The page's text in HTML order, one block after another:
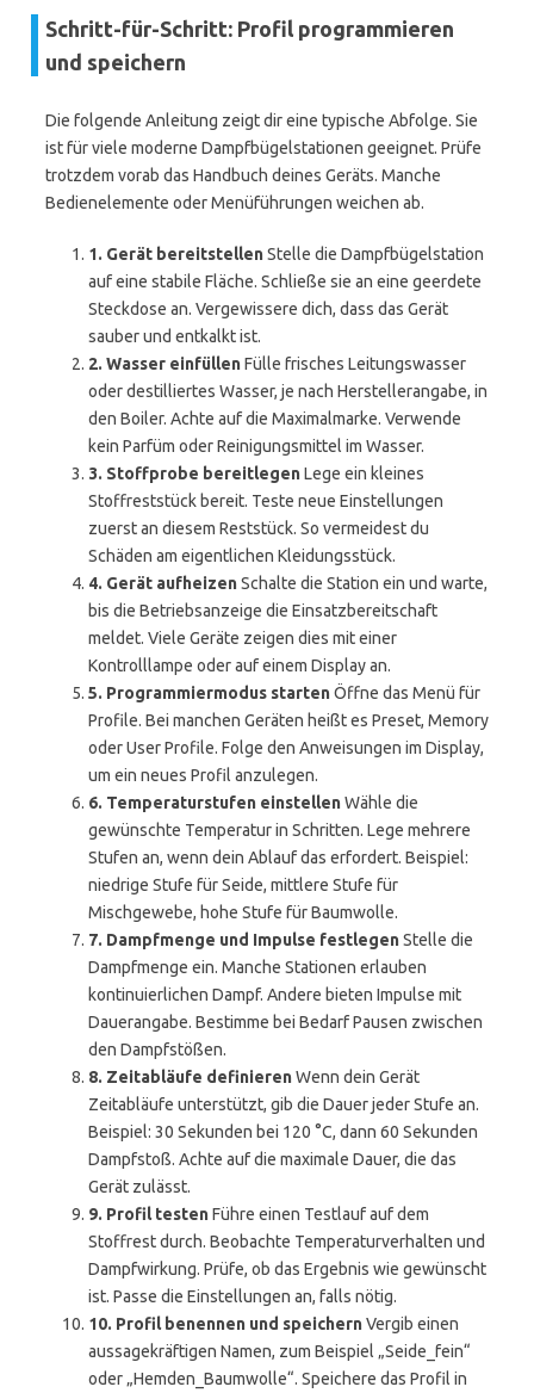
Schritt-für-Schritt: Profil programmieren
und speichern
Die folgende Anleitung zeigt dir eine typische Abfolge. Sie
ist für viele moderne Dampfbügelstationen geeignet. Prüfe
trotzdem vorab das Handbuch deines Geräts. Manche
Bedienelemente oder Menüführungen weichen ab.
1. Gerät bereitstellenStelle die Dampfbügelstation
auf eine stabile Fläche. Schließe sie an eine geerdete
Steckdose an. Vergewissere dich, dass das Gerät
sauber und entkalkt ist.
2. Wasser einfüllenFülle frisches Leitungswasser
oder destilliertes Wasser, je nach Herstellerangabe, in
den Boiler. Achte auf die Maximalmarke. Verwende
kein Parfüm oder Reinigungsmittel im Wasser.
3. Stoffprobe bereitlegenLege ein kleines
Stoffreststück bereit. Teste neue Einstellungen
zuerst an diesem Reststück. So vermeidest du
Schäden am eigentlichen Kleidungsstück.
4. Gerät aufheizenSchalte die Station ein und warte,
bis die Betriebsanzeige die Einsatzbereitschaft
meldet. Viele Geräte zeigen dies mit einer
Kontrolllampe oder auf einem Display an.
5. Programmiermodus startenÖffne das Menü für
Profile. Bei manchen Geräten heißt es Preset, Memory
oder User Profile. Folge den Anweisungen im Display,
um ein neues Profil anzulegen.
6. Temperaturstufen einstellenWähle die
gewünschte Temperatur in Schritten. Lege mehrere
Stufen an, wenn dein Ablauf das erfordert. Beispiel:
niedrige Stufe für Seide, mittlere Stufe für
Mischgewebe, hohe Stufe für Baumwolle.
7. Dampfmenge und Impulse festlegenStelle die
Dampfmenge ein. Manche Stationen erlauben
kontinuierlichen Dampf. Andere bieten Impulse mit
Dauerangabe. Bestimme bei Bedarf Pausen zwischen
den Dampfstößen.
8. Zeitabläufe definierenWenn dein Gerät
Zeitabläufe unterstützt, gib die Dauer jeder Stufe an.
Beispiel: 30 Sekunden bei 120 °C, dann 60 Sekunden
Dampfstoß. Achte auf die maximale Dauer, die das
Gerät zulässt.
9. Profil testenFühre einen Testlauf auf dem
Stoffrest durch. Beobachte Temperaturverhalten und
Dampfwirkung. Prüfe, ob das Ergebnis wie gewünscht
ist. Passe die Einstellungen an, falls nötig.
10. Profil benennen und speichernVergib einen
aussagekräftigen Namen, zum Beispiel „Seide_fein“
oder „Hemden_Baumwolle“. Speichere das Profil in